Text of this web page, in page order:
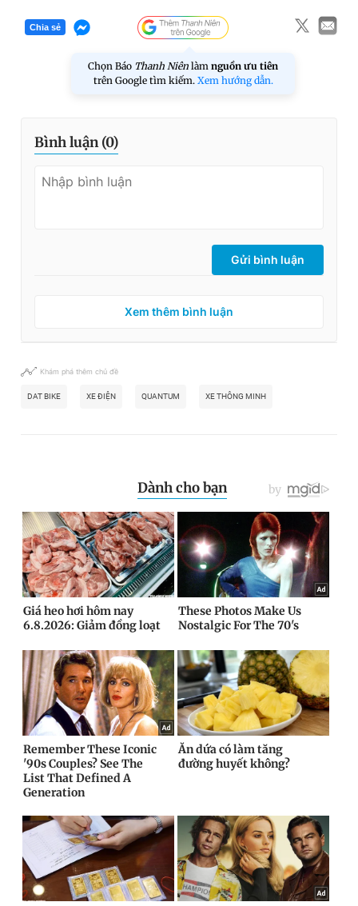
Chia sẻ
Chọn Báo Thanh Niên làm nguồn ưu tiên
trên Google tìm kiếm. Xem hướng dẫn.
Bình luận (0)
Gửi bình luận
Xem thêm bình luận
Khám phá thêm chủ đề
DAT BIKE XE ĐIỆN QUANTUM XE THÔNG MINH